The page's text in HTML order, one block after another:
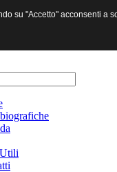
su "Accetto" acconsenti a